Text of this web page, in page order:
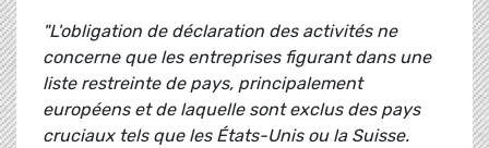
"L'obligation de déclaration des activités ne
concerne que les entreprises figurant dans une
liste restreinte de pays, principalement
européens et de laquelle sont exclus des pays
cruciaux tels que les États-Unis ou la Suisse.